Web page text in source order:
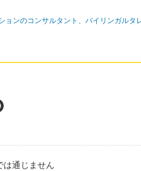
ョンのコンサルタント、バイリンガルタ
通じません